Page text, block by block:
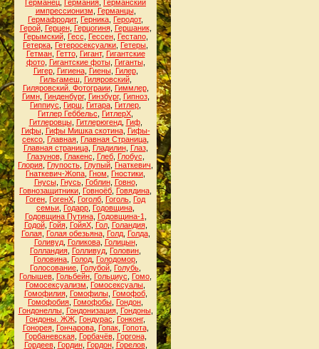
Германец Германия Германский
импрессионизм
Германцы,
Гермафродит, Герника Геродот,
Герой, Герцен, Герцогиня, Гершаник,
Герымский, Гесс Гессен, Гестапо,
Гетерка Гетеросексуалки Гетеры
Гетман, Гетто, Гигант, Гигантские
фото, Гигантские фоты, Гиганты,
Гигер, Гигиена, Гиены, Гилер,
Гильгамеш
Гиляровский,
Гиляровский. Фотограии, Гиммлер,
Гимн, Гинденбург, Гинзбург, Гипноз,
Гиппиус
Гирш Гитара Гитлер
Гитлер Геббельс
ГитлерХ
Гитлеровцы, Гитлерюгенд, Гиф,
Гифы, Гифы Мишка скотина, Гифы-
сексо Главная Главная Страница
Главная страница, Гладилин, Глаз,
Глазунов, Глакенс Глеб, Глобус
Глория Глупость Глупый Гнаткевич
Гнаткевич-Жопа Гном Гностики
Гнусы, Гнусь, Гоблин, Говно,
Говнозащитники Говноёб Говядина
Гоген ГогенХ Гоголб Гоголь Год
семьи Годарр Годовщина
Годовщина Путина, Годовщина-1
Годой, Гойя, ГойяХ, Гол, Голандия,
Голая, Голая обезьяна, Голд, Голда,
Голивуд, Голикова, Голицын,
Голландия Голливуд Головин
Головина Голод Голодомор
Голосование Голубой Голубь
Голышев Гольбейн Гольциус Гомо
Гомосексуализм
Гомосексуалы
Гомофилия, Гомофилы, Гомофоб,
Гомофобия Гомофобы Гондон
Гондонеллы, Гондонизация, Гондоны,
Гондоны. ЖЖ Гондурас Гонконг,
Гонорея, Гончарова, Гопак, Гопота,
Горбаневская, Горбачёв, Горгона,
Гордеев, Гордин, Гордон, Горелов,